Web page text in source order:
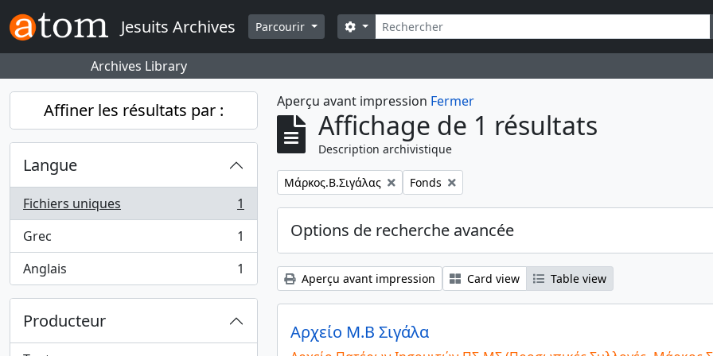
Skip to main content
Jesuits Archives Parcourir Rechercher
Search options
Archives Library
Affiner les résultats par :
Langue
Fichiers uniques
, 1 résultats
1
Grec
, 1 résultats
1
Anglais
, 1 résultats 1
Producteur
Aperçu avant impression Fermer
Affichage de 1 résultats
Description archivistique
Remove filter:
Μάρκος.Β.Σιγάλας Remove filter:
Fonds
Options de recherche avancée
Aperçu avant impression Card view Table view
Αρχείο Μ.Β Σιγάλα